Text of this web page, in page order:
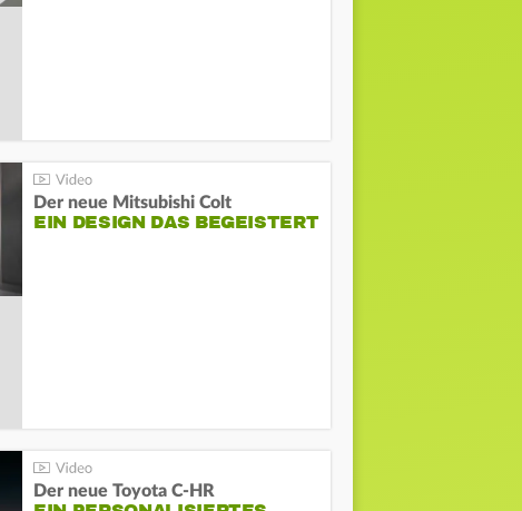
Der neue Mitsubishi Colt
EIN DESIGN DAS BEGEISTERT
Der neue Toyota C-HR